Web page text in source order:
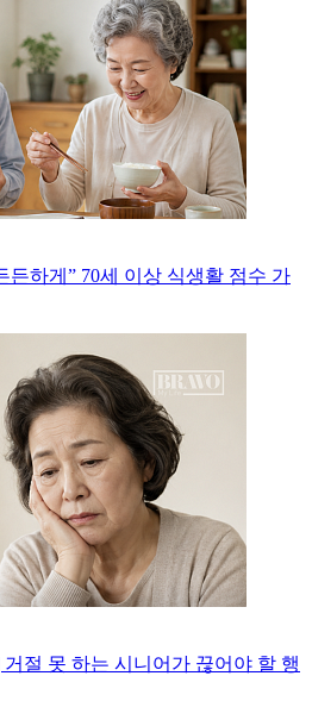
든하게” 70세 이상 식생활 점수 가
거절 못 하는 시니어가 끊어야 할 행